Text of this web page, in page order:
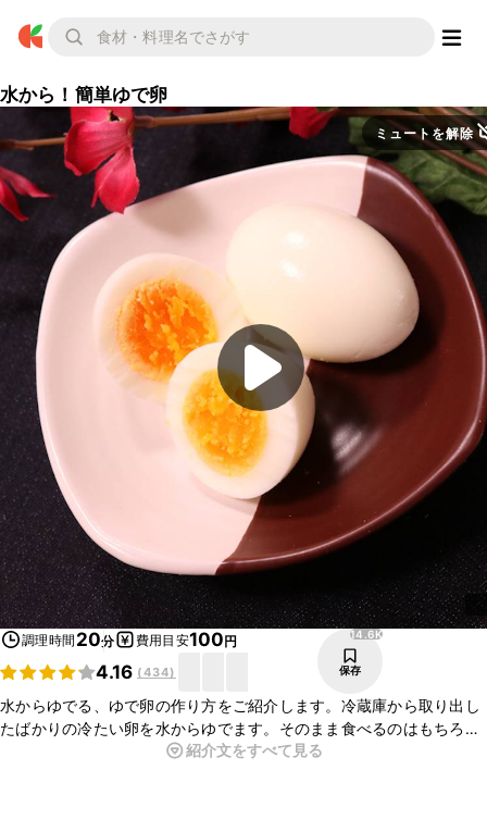
水から！簡単ゆで卵
ミュートを解除
調理時間 20分 費用目安100円
4.16 (434)
14.6K
保存
水からゆでる、ゆで卵の作り方をご紹介します。冷蔵庫から取り出し
たばかりの冷たい卵を水からゆでます。そのまま食べるのはもちろ
ん、サラダやサンドイッチ、煮物など、幅広い料理に活用できます
紹介文をすべて見る